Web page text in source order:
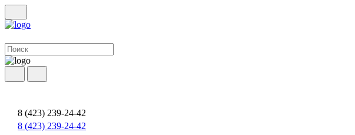
8 (423) 239-24-42
8 (423) 239-24-42